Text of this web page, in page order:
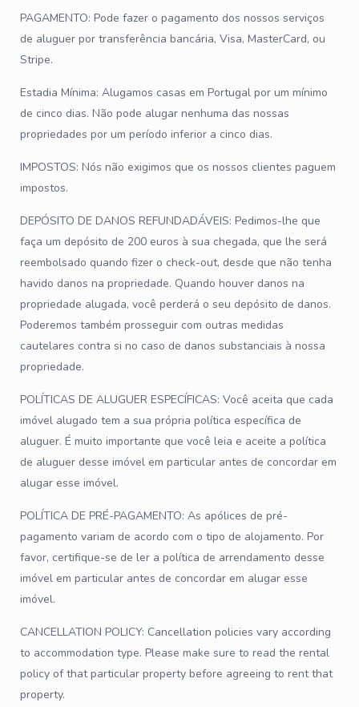
PAGAMENTO: Pode fazer o pagamento dos nossos serviços
de aluguer por transferência bancária, Visa, MasterCard, ou
Stripe.
Estadia Mínima: Alugamos casas em Portugal por um mínimo
de cinco dias. Não pode alugar nenhuma das nossas
propriedades por um período inferior a cinco dias.
IMPOSTOS: Nós não exigimos que os nossos clientes paguem
impostos.
DEPÓSITO DE DANOS REFUNDADÁVEIS: Pedimos-lhe que
faça um depósito de 200 euros à sua chegada, que lhe será
reembolsado quando fizer o check-out, desde que não tenha
havido danos na propriedade. Quando houver danos na
propriedade alugada, você perderá o seu depósito de danos.
Poderemos também prosseguir com outras medidas
cautelares contra si no caso de danos substanciais à nossa
propriedade.
POLÍTICAS DE ALUGUER ESPECÍFICAS: Você aceita que cada
imóvel alugado tem a sua própria política específica de
aluguer. É muito importante que você leia e aceite a política
de aluguer desse imóvel em particular antes de concordar em
alugar esse imóvel.
POLÍTICA DE PRÉ-PAGAMENTO: As apólices de pré-
pagamento variam de acordo com o tipo de alojamento. Por
favor, certifique-se de ler a política de arrendamento desse
imóvel em particular antes de concordar em alugar esse
imóvel.
CANCELLATION POLICY: Cancellation policies vary according
to accommodation type. Please make sure to read the rental
policy of that particular property before agreeing to rent that
property.